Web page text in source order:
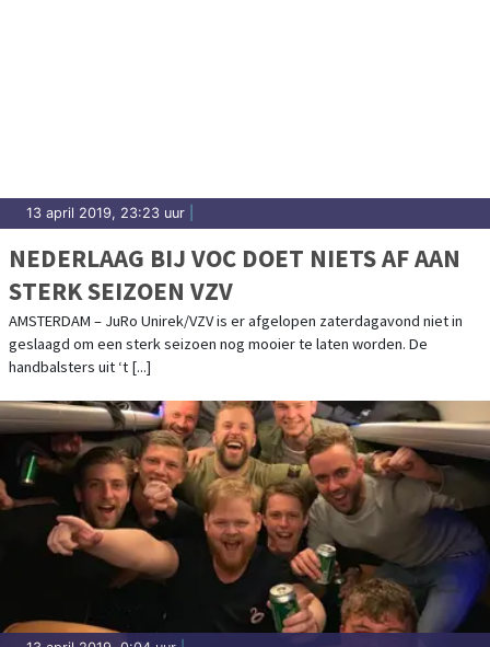
13 april 2019, 23:23 uur
NEDERLAAG BIJ VOC DOET NIETS AF AAN
STERK SEIZOEN VZV
AMSTERDAM – JuRo Unirek/VZV is er afgelopen zaterdagavond niet in
geslaagd om een sterk seizoen nog mooier te laten worden. De
handbalsters uit ‘t [...]